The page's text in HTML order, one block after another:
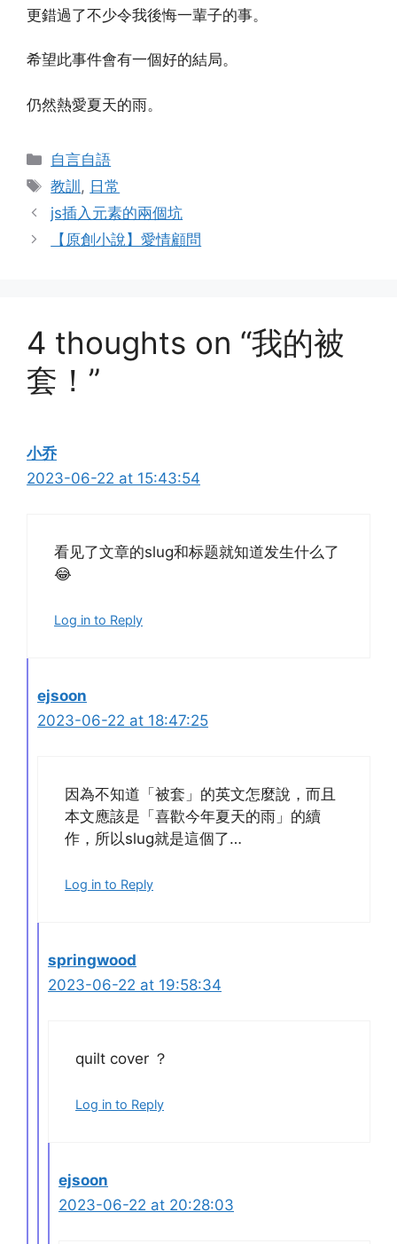
更錯過了不少令我後悔一輩子的事。
希望此事件會有一個好的結局。
仍然熱愛夏天的雨。
Categories
自言自語
Tags
教訓 , 日常
js插入元素的兩個坑
【原創小說】愛情顧問
4 thoughts on “我的被
套！”
小乔
2023-06-22 at 15:43:54
看见了文章的slug和标题就知道发生什么了
😂
Log in to Reply
ejsoon
2023-06-22 at 18:47:25
因為不知道「被套」的英文怎麼說，而且
本文應該是「喜歡今年夏天的雨」的續
作，所以slug就是這個了…
Log in to Reply
springwood
2023-06-22 at 19:58:34
quilt cover ？
Log in to Reply
ejsoon
2023-06-22 at 20:28:03